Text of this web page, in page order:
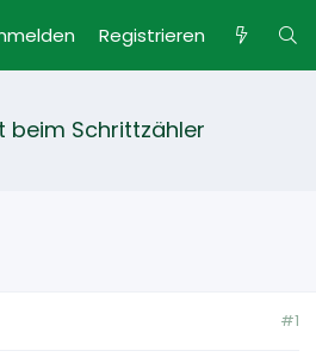
Registrieren
beim Schrittzähler
#1